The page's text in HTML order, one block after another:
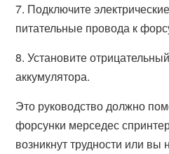
7. Подключите
питательные провода к
8. Установите
аккумулятора.
Это руководство должно
форсунки мерседес
возникнут трудности или